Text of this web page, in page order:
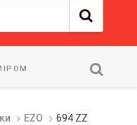
EZO 694 ZZ